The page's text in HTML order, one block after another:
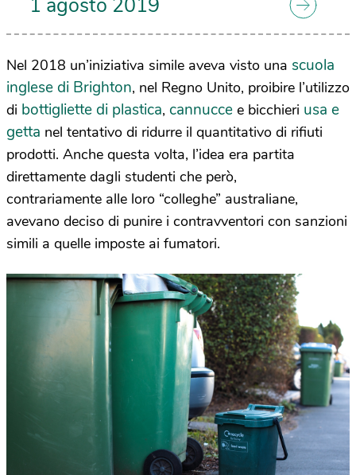
Nel 2018 un’iniziativa simile aveva visto una scuola
inglese di Brighton, nel Regno Unito, proibire l’utilizzo
di bottigliette di plastica, cannucce e bicchieri usa e
getta nel tentativo di ridurre il quantitativo di rifiuti
prodotti. Anche questa volta, l’idea era partita
direttamente dagli studenti che però,
contrariamente alle loro “colleghe” australiane,
avevano deciso di punire i contravventori con sanzioni
simili a quelle imposte ai fumatori.